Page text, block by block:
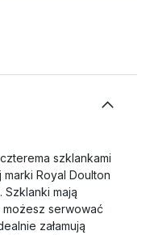
szklankami
Royal Doulton
mają
serwować
załamują